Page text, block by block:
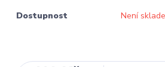
Dostupnost Není